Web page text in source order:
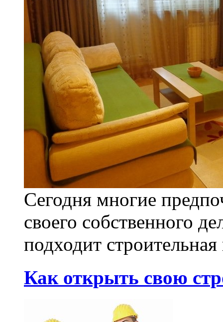
Сегодня многие
своего собственного
подходит
Как открыть свою